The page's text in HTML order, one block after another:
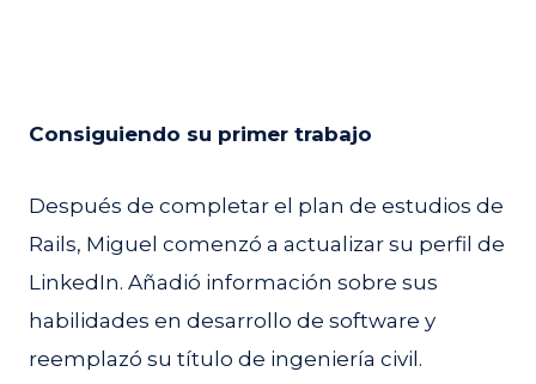
Consiguiendo su primer trabajo
Después de completar el plan de estudios de
Rails, Miguel comenzó a actualizar su perfil de
LinkedIn. Añadió información sobre sus
habilidades en desarrollo de software y
reemplazó su título de ingeniería civil.